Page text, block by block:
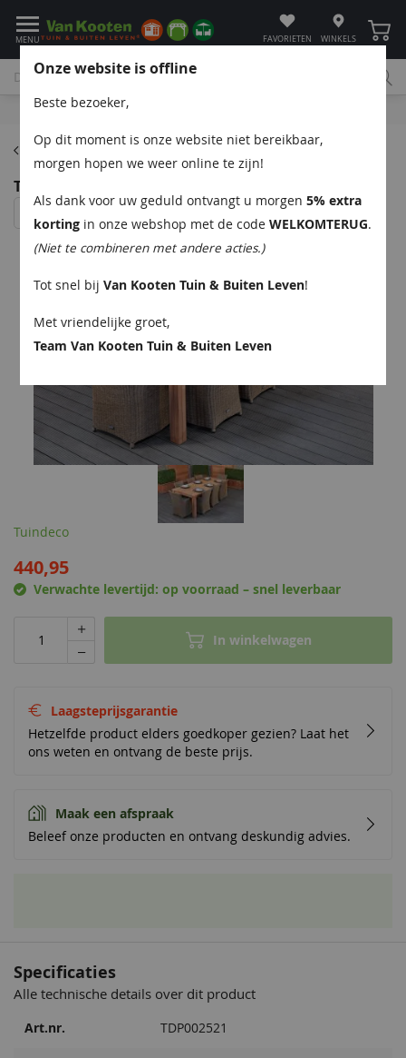
MENU FAVORIETEN WINKELS
Bel
Tuintafels
Teak dinner tafel Rustiek 180 Tafel 180x90x80 cm
Tuindeco
440,95
Verwachte levertijd: op voorraad – snel leverbaar
In winkelwagen
Laagsteprijsgarantie
Hetzelfde product elders goedkoper gezien? Laat het
ons weten en ontvang de beste prijs.
Maak een afspraak
Beleef onze producten en ontvang deskundig advies.
Specificaties
Alle technische details over dit product
Art.nr. TDP002521
Onze website is offline
Beste bezoeker,
Op dit moment is onze website niet bereikbaar,
morgen hopen we weer online te zijn!
Als dank voor uw geduld ontvangt u morgen5% extra
korting in onze webshop met de codeWELKOMTERUG.
(Niet te combineren met andere acties.)
Tot snel bijVan Kooten Tuin & Buiten Leven!
Met vriendelijke groet,
Team Van Kooten Tuin & Buiten Leven